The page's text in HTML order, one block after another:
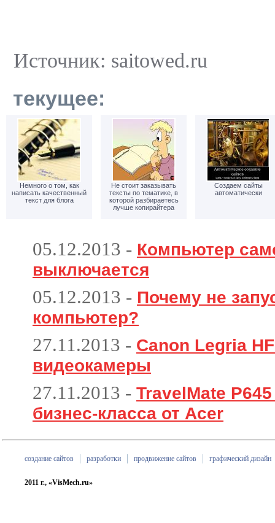
Источник: saitowed.ru
текущее:
Немного о том, как
написать качественный
текст для блога
Не стоит заказывать
тексты по тематике, в
которой разбираетесь
лучше копирайтера
Создаем сайты
автоматически
05.12.2013 - Компьютер
выключается
05.12.2013 - Почему не
компьютер?
27.11.2013 - Canon Legria
видеокамеры
27.11.2013 - TravelMate
бизнес-класса от Acer
создание сайтов разработки продвижение сайтов графический дизайн
2011 г., «VisMech.ru»